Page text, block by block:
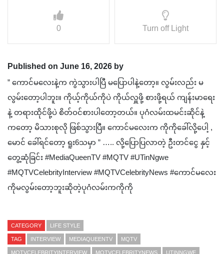
0 Turn off Light
Published on June 16, 2026 by
” ကောင်မလေးနဲ့က ကွဲသွားပါပြီ မပြောပါနဲ့တော့။ လွမ်းလည်း မ
လွမ်းတော့ပါဘူး။ ကိုယ့်ကိုယ်ကိုပဲ ကိုယ်လှူဖို့ စားဖို့ရယ် ကျန်းမာရေး
နဲ့ တရားထိုင်ဖို့ပဲ စိတ်ဝင်စားပါတော့တယ်။ ပုဂံလမ်းထမင်းဆိုင်နဲ့
ကတော့ မိသားစုလို ဖြစ်သွားပြီ။ ကောင်မလေးက ကိုကိုခေါ်လို့ပေါ့ ,
မောင် ခေါ်ရင်တော့ ရူး6သမှာ ” ….. လို့ပြောပြလာတဲ့ ဦးတင်ငွေ နှင့်
တွေ့ဆုံခြင်း #MediaQueenTV #MQTV #UTinNgwe
#MQTVCelebrityInterview #MQTVCelebrityNews #ကောင်မလေး
ကိုမလွမ်းတော့ဘူးဆိုတဲ့ပုဂံလမ်းကကိုကို
CATEGORY LIFE STYLE
TAG INTERVIEW MEDIAQUEENTV MQTV
MQTVCELEBRITYINTERVIEW MQTVCELEBRITYNEWS UTINNGWE